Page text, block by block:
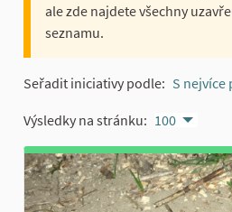
ale zde najdete všechny
seznamu.
Seřadit iniciativy podle: S nejvíce
Výsledky na stránku: 100